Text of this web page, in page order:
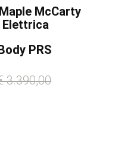
McCarty
Elettrica
PRS
3.390,00